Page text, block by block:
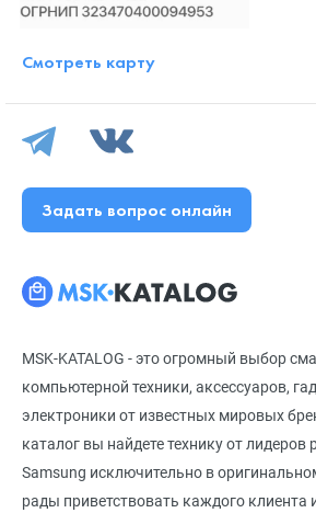
MSK-KATALOG - это огромный выбор
компьютерной техники, аксессуаров,
электроники от известных мировых
каталог вы найдете технику от лидеров
Samsung исключительно в
рады приветствовать каждого клиента
Смотреть карту
Задать вопрос онлайн